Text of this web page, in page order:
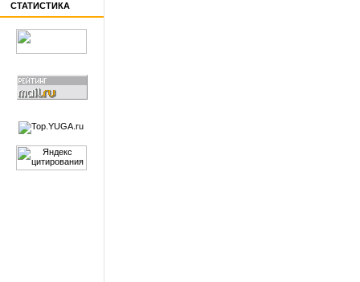
СТАТИСТИКА